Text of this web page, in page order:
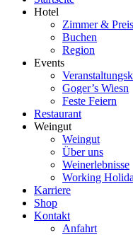
Hotel
Zimmer &
Buchen
Region
Events
Goger’s Wiesn
Feste Feiern
Restaurant
Weingut
Weingut
Über uns
Weinerlebnisse
Working
Karriere
Shop
Kontakt
Anfahrt